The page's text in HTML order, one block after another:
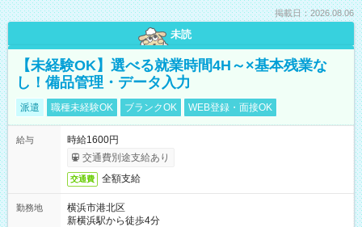
掲載日：2026.08.06
未読
【未経験OK】選べる就業時間4H～×基本残業な
し！備品管理・データ入力
派遣 職種未経験OK ブランクOK WEB登録・面接OK
給与
時給1600円
交通費別途支給あり
交通費 全額支給
勤務地
横浜市港北区
新横浜駅から徒歩4分